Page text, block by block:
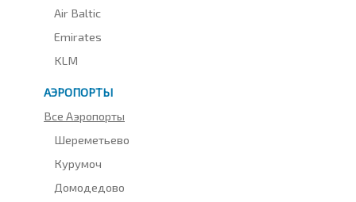
Air Baltic
Emirates
KLM
АЭРОПОРТЫ
Все Аэропорты
Шереметьево
Курумоч
Домодедово